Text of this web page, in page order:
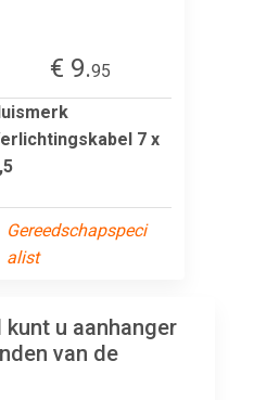
€ 9.95
7 x
Gereedschapspeci
alist
u aanhanger
van de